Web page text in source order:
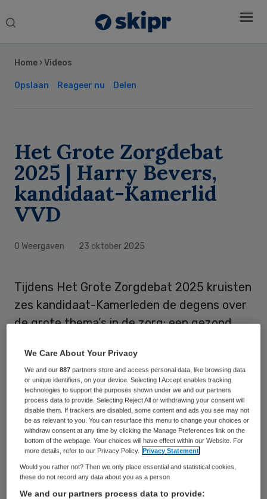
Search
Home ›Videos
Opslaan Reageer nu Delen
Het Grote Zorgdebat
2025 | Harry Bevers,
kandidaat-Kamerlid
VVD
0 Weergaven 23 oktober 2025
Tijdens Het Grote Zorgdebat 2025 kruisten
zes kandidaat-Kamerleden de degens over
de grote thema’s in de zorg: een gezond
in de zorg. De redactie van Skipr en
Zorgvisie sprak na afloop met vijf van de
kandidaten.
Harry Bevers (VVD): Verschuif
geld van zorg naar sociaal
domein
Sidebar
We Care About Your Privacy
We and our887 partners store and access personal data, like browsing data
or unique identifiers, on your device. Selecting I Accept enables tracking
technologies to support the purposes shown under we and our partners
process data to provide. Selecting Reject All or withdrawing your consent will
disable them. If trackers are disabled, some content and ads you see may not
be as relevant to you. You can resurface this menu to change your choices or
withdraw consent at any time by clicking the Manage Preferences link on the
bottom of the webpage. Your choices will have effect within our Website. For
more details, refer to our Privacy Policy. Privacy Statement
Would you rather not? Then we only place essential and statistical cookies,
these do not record any data about you as a person
We and our partners process data to provide: